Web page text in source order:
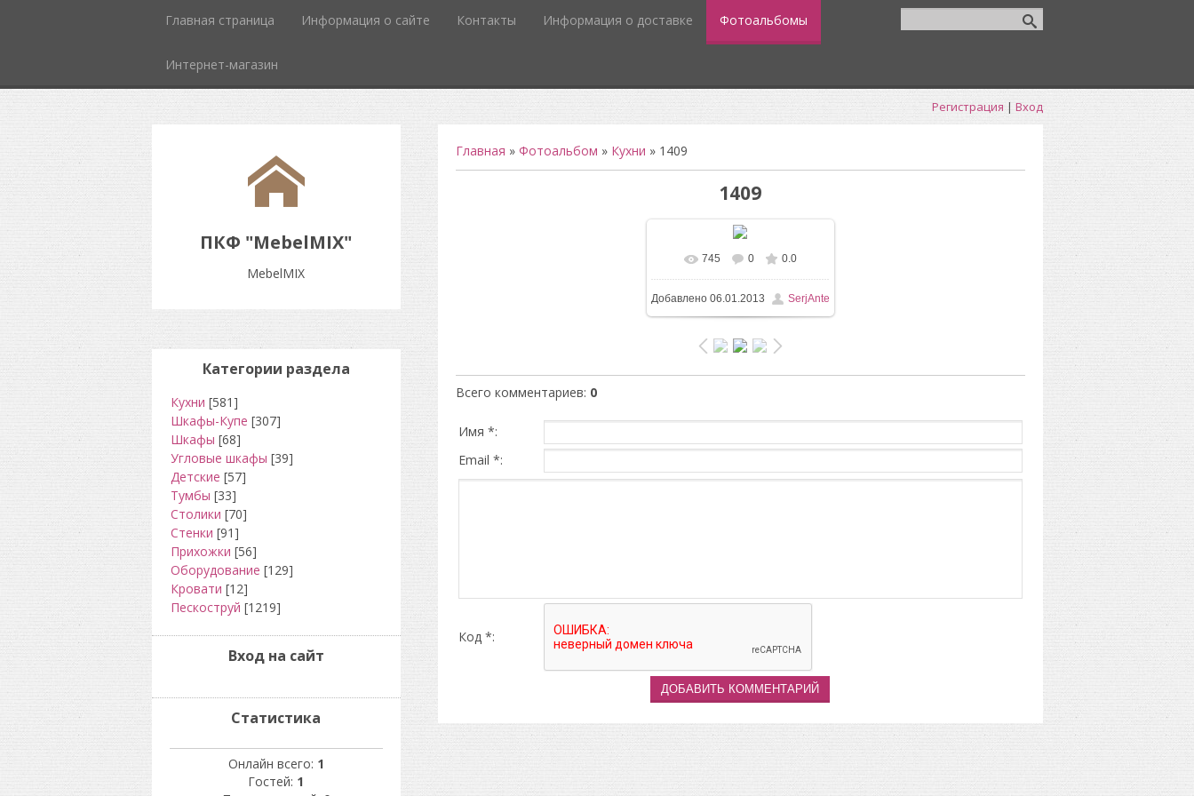
Главная страница Информация о сайте Контакты Информация о доставке Фотоальбомы
Интернет-магазин
Регистрация | Вход
ПКФ "MebelMIX"
MebelMIX
Главная » Фотоальбом » Кухни » 1409
1409
В реальном размере
1200x1600/ 110.3Kb
745 0 0.0
Добавлено06.01.2013 SerjAnte
Всего комментариев: 0
Имя *:
Email *:
Код *:
Категории раздела
Кухни [581]
Шкафы-Купе [307]
Шкафы [68]
Угловые шкафы [39]
Детские [57]
Тумбы [33]
Столики [70]
Стенки [91]
Прихожки [56]
Оборудование [129]
Кровати [12]
Пескоструй [1219]
Вход на сайт
Статистика
Онлайн всего: 1
Гостей: 1